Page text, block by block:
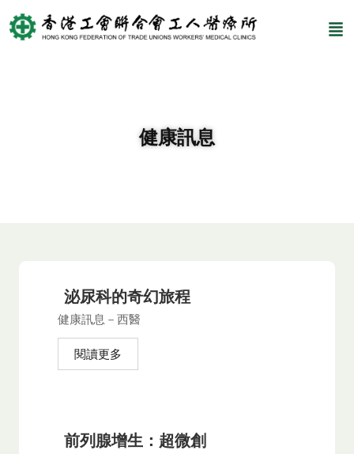
健康訊息
泌尿科的奇幻旅程
健康訊息－西醫
閱讀更多
前列腺增生：超微創